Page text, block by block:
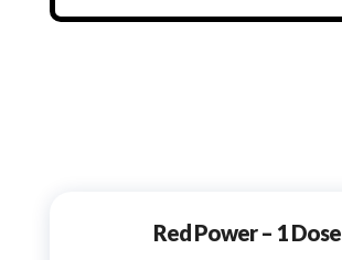
Red Power – 1 Dose